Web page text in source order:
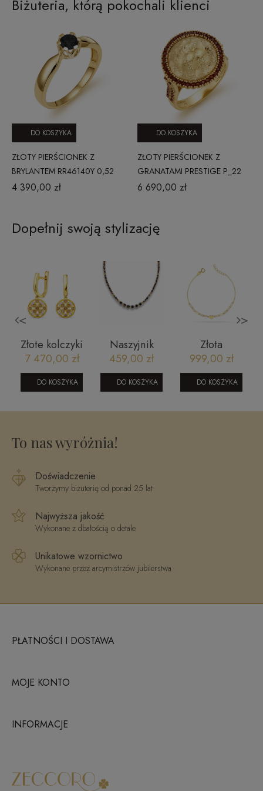
Biżuteria, którą pokochali klienci
ZŁOTY PIERŚCIONEK Z
BRYLANTEM RR46140Y 0,52
CT
4 390,00 zł
DO KOSZYKA
ZŁOTY PIERŚCIONEK Z
GRANATAMI PRESTIGE P_22
6 690,00 zł
DO KOSZYKA
Dopełnij swoją stylizację
<
Złote kolczyki
z brylantami i
szamapańskimi
brylantami
ME3860Y
7 470,00 zł
DO KOSZYKA
Naszyjnik
Crystals by
Swarovski
459,00 zł
DO KOSZYKA
Złota
bransoletka
celebrytka
ogniwa z
sercem
Young
999,00 zł
DO KOSZYKA
>
To nas wyróżnia!
Doświadczenie
Tworzymy biżuterię od ponad 25 lat
Najwyższa jakość
Wykonane z dbałością o detale
Unikatowe wzornictwo
Wykonane przez arcymistrzów jubilerstwa
PŁATNOŚCI I DOSTAWA
MOJE KONTO
INFORMACJE